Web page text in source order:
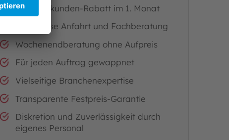
15% Neukunden-Rabatt im 1. Monat
Kostenlose Anfahrt und Fachberatung
Wochenendberatung ohne Aufpreis
Für jeden Auftrag gewappnet
Vielseitige Branchenexpertise
Transparente Festpreis-Garantie
Diskretion und Zuverlässigkeit durch
eigenes Personal